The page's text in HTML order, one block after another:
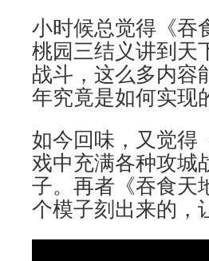
小时候总觉得《吞
桃园三结义讲到天
战斗，这么多内容
年究竟是如何实现
如今回味，又觉得
戏中充满各种攻城
子。再者《吞食天
个模子刻出来的，